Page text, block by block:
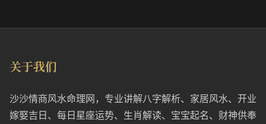
关于我们
沙沙情商风水命理网，专业讲解八字解析、家居风水、开业
嫁娶吉日、每日星座运势、生肖解读、宝宝起名、财神供奉